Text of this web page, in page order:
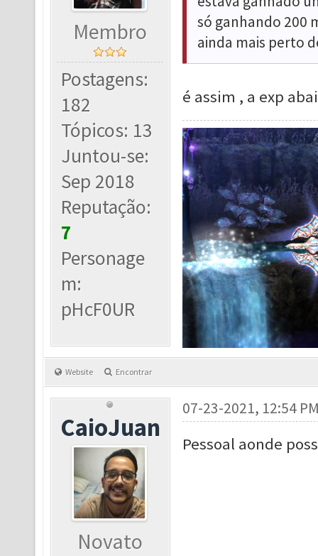
Membro
Postagens:
182
Tópicos: 13
Juntou-se:
Sep 2018
Reputação:
7
Personage
m:
pHcF0UR
só ganhando 200
ainda mais perto
é assim , a exp
Website Encontrar
CaioJuan
Novato
07-23-2021, 12:54
Pessoal aonde